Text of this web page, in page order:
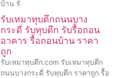
บ้าน รั
รับเหมาทุบตึกถนนบาง
กระดี่ รับทุบตึก รับรื้อถอน
อาคาร รื้อถอนบ้าน ราคา
ถูก
รับเหมาทุบตึก.com รับเหมาทุบตึก
ถนนบางกระดี่ รับทุบตึก ราคาถูก รื้อ